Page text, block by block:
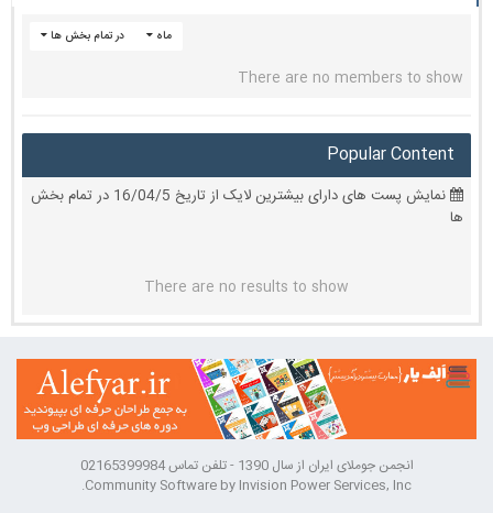
در تمام بخش ها ماه
There are no members to show
Popular Content
نمایش پست های دارای بیشترین لایک از تاریخ 16/04/5 در تمام بخش
ها
There are no results to show
انجمن جوملای ایران از سال 1390 - تلفن تماس 02165399984
Community Software by Invision Power Services, Inc.